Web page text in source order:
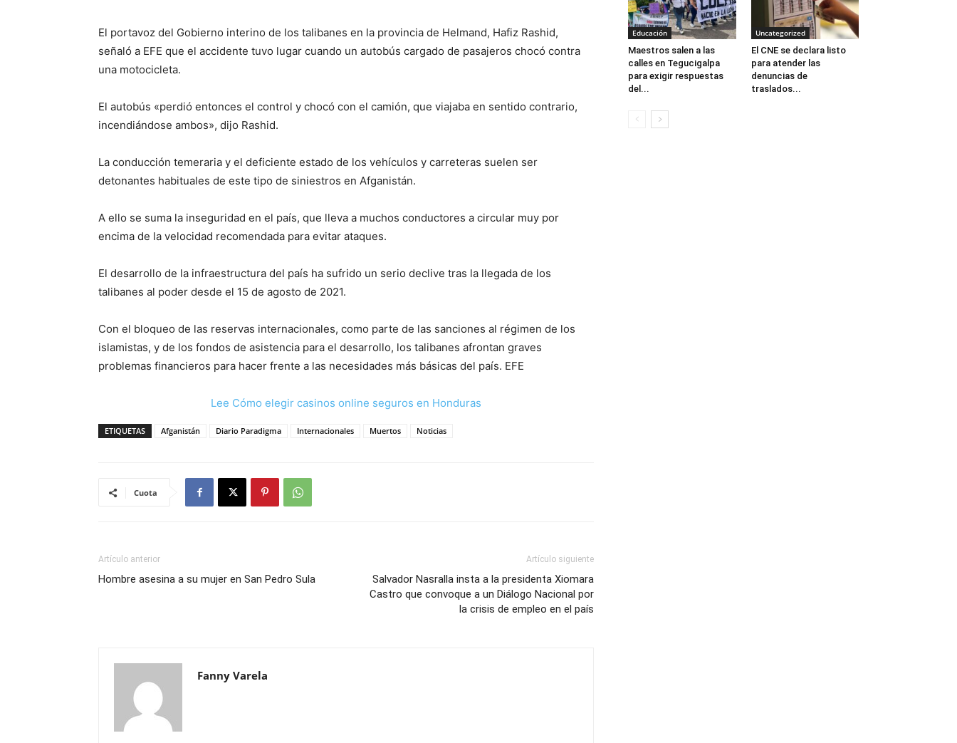
El portavoz del Gobierno interino de los talibanes en la provincia de Helmand, Hafiz Rashid,
señaló a EFE que el accidente tuvo lugar cuando un autobús cargado de pasajeros chocó contra
una motocicleta.
El autobús «perdió entonces el control y chocó con el camión, que viajaba en sentido contrario,
incendiándose ambos», dijo Rashid.
La conducción temeraria y el deficiente estado de los vehículos y carreteras suelen ser
detonantes habituales de este tipo de siniestros en Afganistán.
A ello se suma la inseguridad en el país, que lleva a muchos conductores a circular muy por
encima de la velocidad recomendada para evitar ataques.
El desarrollo de la infraestructura del país ha sufrido un serio declive tras la llegada de los
talibanes al poder desde el 15 de agosto de 2021.
Con el bloqueo de las reservas internacionales, como parte de las sanciones al régimen de los
islamistas, y de los fondos de asistencia para el desarrollo, los talibanes afrontan graves
problemas financieros para hacer frente a las necesidades más básicas del país. EFE
Lee Cómo elegir casinos online seguros en Honduras
ETIQUETAS Afganistán Diario Paradigma Internacionales Muertos Noticias
Cuota
Artículo anterior
Hombre asesina a su mujer en San Pedro Sula
Artículo siguiente
Salvador Nasralla insta a la presidenta Xiomara
Castro que convoque a un Diálogo Nacional por
la crisis de empleo en el país
Fanny Varela
Educación
Maestros salen a las
calles en Tegucigalpa
para exigir respuestas
del...
Uncategorized
El CNE se declara listo
para atender las
denuncias de
traslados...